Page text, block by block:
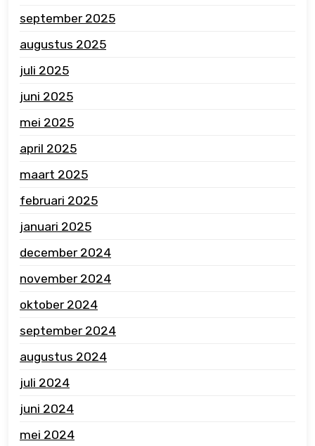
september 2025
augustus 2025
juli 2025
juni 2025
mei 2025
april 2025
maart 2025
februari 2025
januari 2025
december 2024
november 2024
oktober 2024
september 2024
augustus 2024
juli 2024
juni 2024
mei 2024